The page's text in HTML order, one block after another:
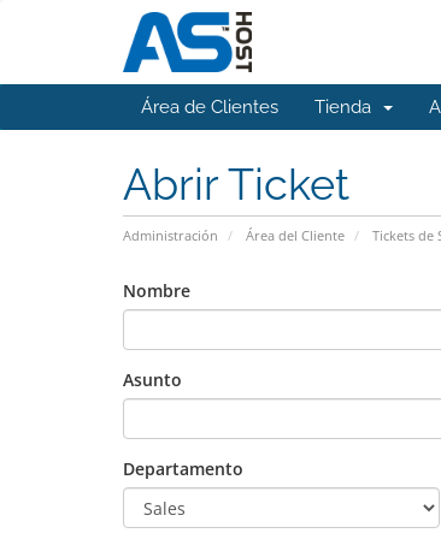
Área de Clientes Tienda
Abrir Ticket
Administración Área del Cliente Tickets de
Nombre
Asunto
Departamento